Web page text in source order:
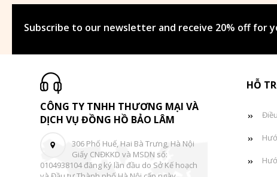
Subscribe to our newsletter and receive 20% off for
CÔNG TY TNHH THƯƠNG MẠI VÀ
DỊCH VỤ ĐỒNG HỒ BẢO LÂM
306 Phố Huế, Hai Bà Trưng, Hà Nội
Giấy CNĐKKD và MSDN số:
0104938104 đăng ký lần đầu do Sở Kế hoạch
HỖ